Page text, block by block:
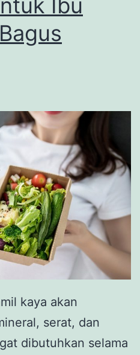
Ibu
kaya akan
serat, dan
dibutuhkan selama